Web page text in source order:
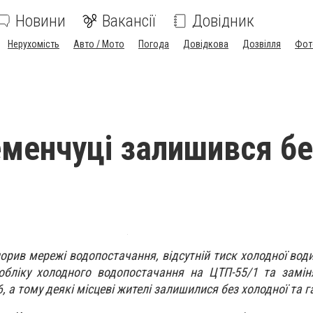
Новини Вакансії Довідник
Нерухомість Авто / Мото Погода Довідкова Дозвілля
залишився
мережі водопостачання, відсутній тиск холодної
холодного водопостачання на ЦТП-55/1 та
тому деякі місцеві жителі залишилися без холодної та